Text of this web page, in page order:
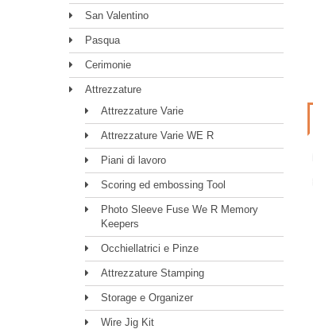
San Valentino
Pasqua
Cerimonie
Attrezzature
Attrezzature Varie
Attrezzature Varie WE R
Piani di lavoro
Scoring ed embossing Tool
Photo Sleeve Fuse We R Memory
Keepers
Occhiellatrici e Pinze
Attrezzature Stamping
Storage e Organizer
Wire Jig Kit